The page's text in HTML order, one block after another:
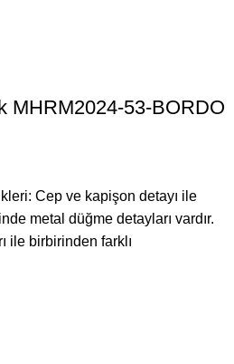
MHRM2024-53-BORDO
Cep ve kapişon detayı ile
metal düğme detayları vardır.
ile birbirinden farklı